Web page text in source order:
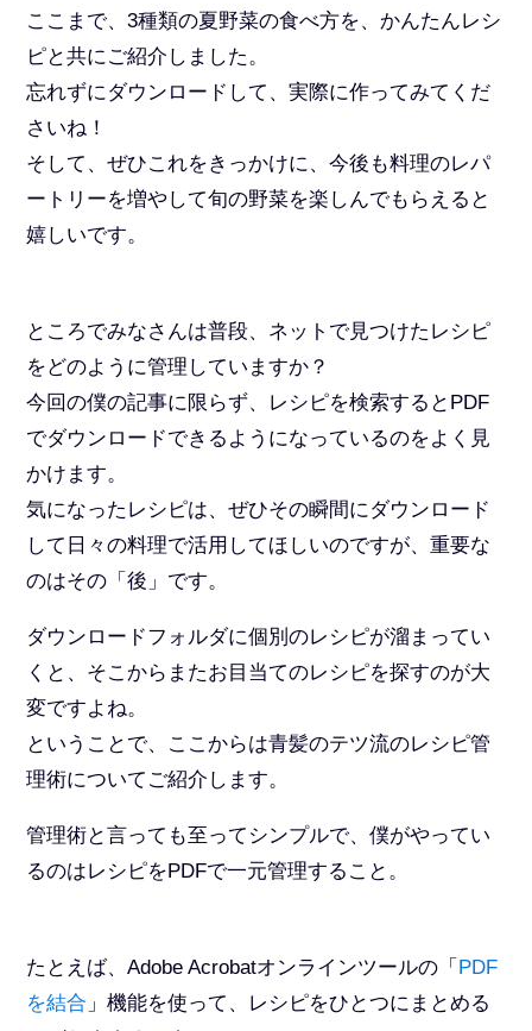
ここまで、3種類の夏野菜の食べ方を、かんたんレシ
ピと共にご紹介しました。
忘れずにダウンロードして、実際に作ってみてくだ
さいね！
そして、ぜひこれをきっかけに、今後も料理のレパ
ートリーを増やして旬の野菜を楽しんでもらえると
嬉しいです。
ところでみなさんは普段、ネットで見つけたレシピ
をどのように管理していますか？
今回の僕の記事に限らず、レシピを検索するとPDF
でダウンロードできるようになっているのをよく見
かけます。
気になったレシピは、ぜひその瞬間にダウンロード
して日々の料理で活用してほしいのですが、重要な
のはその「後」です。
ダウンロードフォルダに個別のレシピが溜まってい
くと、そこからまたお目当てのレシピを探すのが大
変ですよね。
ということで、ここからは青髪のテツ流のレシピ管
理術についてご紹介します。
管理術と言っても至ってシンプルで、僕がやってい
るのはレシピをPDFで一元管理すること。
たとえば、Adobe Acrobatオンラインツールの「 PDF
を結合 」機能を使って、レシピをひとつにまとめる